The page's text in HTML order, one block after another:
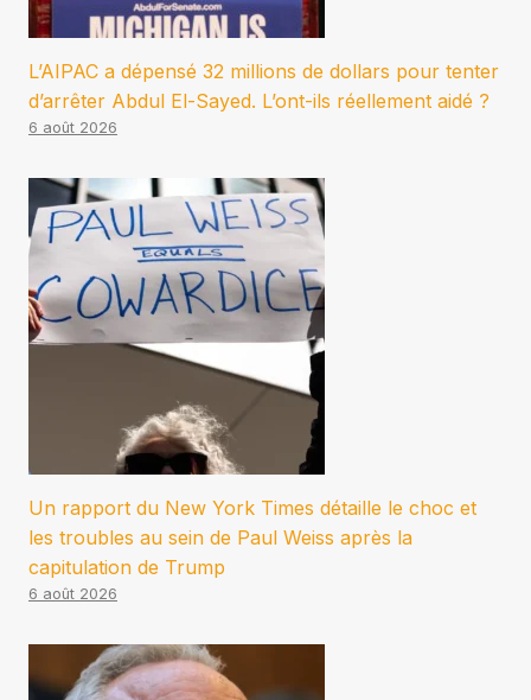
L’AIPAC a dépensé 32 millions de dollars pour tenter
d’arrêter Abdul El-Sayed. L’ont-ils réellement aidé ?
6 août 2026
Un rapport du New York Times détaille le choc et
les troubles au sein de Paul Weiss après la
capitulation de Trump
6 août 2026